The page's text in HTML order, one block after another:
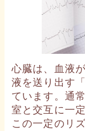
心臓は、血液
液を送り出す
ています。通
室と交互に一
この一定のリ